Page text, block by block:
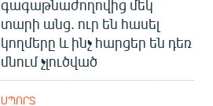
գագաթնաժողովից մեկ
տարի անց. ուր են հասել
կողմերը և ինչ հարցեր են դեռ
մնում չլուծված
ՍՊՈՐՏ